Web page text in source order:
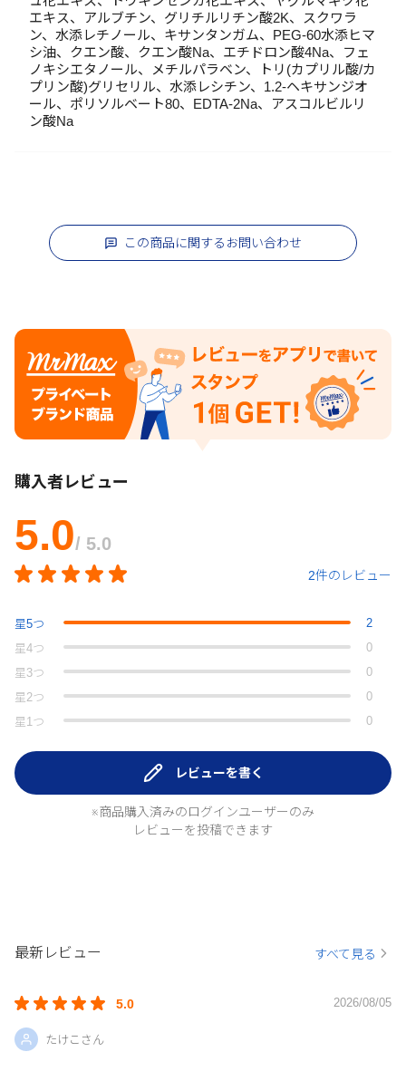
エキス、アルブチン、グリチルリチン酸2K、スクワラ
ン、水添レチノール、キサンタンガム、PEG-60水添ヒマ
シ油、クエン酸、クエン酸Na、エチドロン酸4Na、フェ
ノキシエタノール、メチルパラベン、トリ(カプリル酸/カ
プリン酸)グリセリル、水添レシチン、1.2-ヘキサンジオ
ール、ポリソルベート80、EDTA-2Na、アスコルビルリ
ン酸Na
この商品に関するお問い合わせ
購入者レビュー
5.0/ 5.0
2件のレビュー
星5つ
2
星4つ
0
星 3つ
0
星 2つ
0
星 1 つ 0
レビューを書く
※商品購入済みのログインユーザーのみ
レビューを投稿できます
最新レビュー すべて見る
5.0 2026/08/05
たけこさん